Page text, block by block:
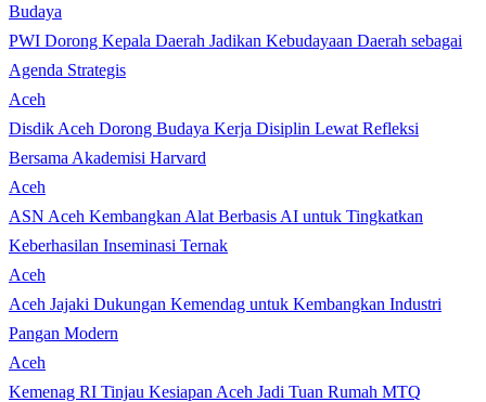
Budaya
PWI Dorong Kepala Daerah Jadikan Kebudayaan Daerah sebagai
Agenda Strategis
Aceh
Disdik Aceh Dorong Budaya Kerja Disiplin Lewat Refleksi
Bersama Akademisi Harvard
Aceh
ASN Aceh Kembangkan Alat Berbasis AI untuk Tingkatkan
Keberhasilan Inseminasi Ternak
Aceh
Aceh Jajaki Dukungan Kemendag untuk Kembangkan Industri
Pangan Modern
Aceh
Kemenag RI Tinjau Kesiapan Aceh Jadi Tuan Rumah MTQ